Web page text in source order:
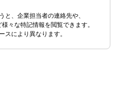
と、企業担当者の連絡先や、
々な特記情報を閲覧できます。
により異なります。